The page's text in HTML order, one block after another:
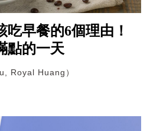
早餐的6個理由！
點的一天
Royal Huang）